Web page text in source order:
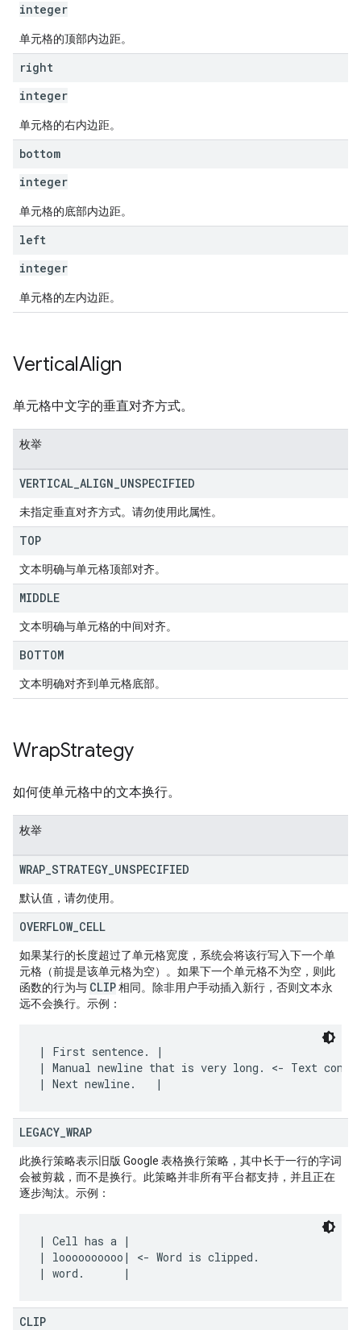
integer
单元格的顶部内边距。
right
integer
单元格的右内边距。
bottom
integer
单元格的底部内边距。
left
integer
单元格的左内边距。
VerticalAlign
单元格中文字的垂直对齐方式。
枚举
VERTICAL ALIGN UNSPECIFIED
未指定垂直对齐方式。请勿使用此属性。
TOP
文本明确与单元格顶部对齐。
MIDDLE
文本明确与单元格的中间对齐。
BOTTOM
文本明确对齐到单元格底部。
WrapStrategy
如何使单元格中的文本换行。
枚举
WRAP STRATEGY UNSPECIFIED
默认值，请勿使用。
OVERFLOW_ CELL
如果某行的长度超过了单元格宽度，系统会将该行写入下一个单
元格（前提是该单元格为空）。如果下一个单元格不为空，则此
函数的行为与 CLIP相同。除非用户手动插入新行，否则文本永
远不会换行。示例：
| First sentence. |
| Manual newline that is very long. <- Text
LEGACY WRAP
此换行策略表示旧版 Google 表格换行策略，其中长于一行的字词
会被剪裁，而不是换行。此策略并非所有平台都支持，并且正在
逐步淘汰。示例：
| Cell has a |
| loooooooooo| <- Word is clipped.
CLIP